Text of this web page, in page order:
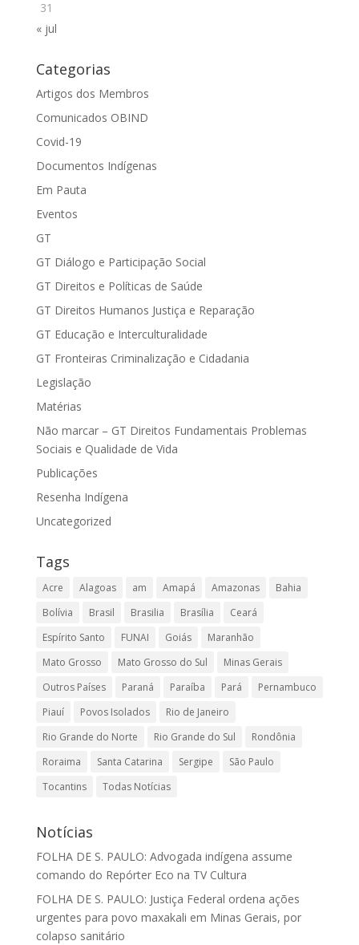
31
« jul
Categorias
Artigos dos Membros
Comunicados OBIND
Covid-19
Documentos Indígenas
Em Pauta
Eventos
GT
GT Diálogo e Participação Social
GT Direitos e Políticas de Saúde
GT Direitos Humanos Justiça e Reparação
GT Educação e Interculturalidade
GT Fronteiras Criminalização e Cidadania
Legislação
Matérias
Não marcar – GT Direitos Fundamentais Problemas
Sociais e Qualidade de Vida
Publicações
Resenha Indígena
Uncategorized
Tags
Acre Alagoas am Amapá Amazonas
Bahia
Bolívia
Brasil Brasilia Brasília
Ceará
Espírito Santo
FUNAI Goiás
Maranhão
Mato Grosso
Mato Grosso do Sul
Minas Gerais
Outros Países
Paraná Paraíba Pará
Pernambuco
Piauí
Povos Isolados
Rio de Janeiro
Rio Grande do Norte
Rio Grande do Sul
Rondônia
Roraima
Santa Catarina Sergipe
São Paulo
Tocantins
Todas Notícias
Notícias
FOLHA DE S. PAULO: Advogada indígena assume
comando do Repórter Eco na TV Cultura
FOLHA DE S. PAULO: Justiça Federal ordena ações
urgentes para povo maxakali em Minas Gerais, por
colapso sanitário